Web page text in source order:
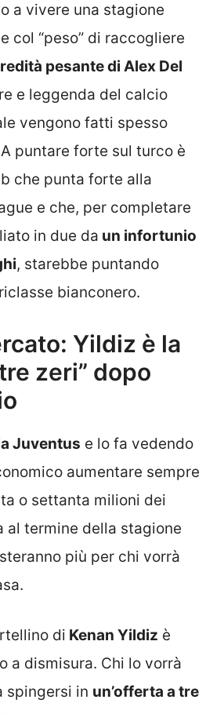
a vivere una stagione
col “peso” di raccogliere
pesante di Alex Del
e leggenda del calcio
vengono fatti spesso
puntare forte sul turco è
che punta forte alla
e che, per completare
in due da un infortunio
, starebbe puntando
bianconero.
Yildiz è la
zeri” dopo
Juventus e lo fa vedendo
aumentare sempre
o settanta milioni dei
al termine della stagione
più per chi vorrà
di Kenan Yildiz è
a dismisura. Chi lo vorrà
spingersi in un’offerta a tre